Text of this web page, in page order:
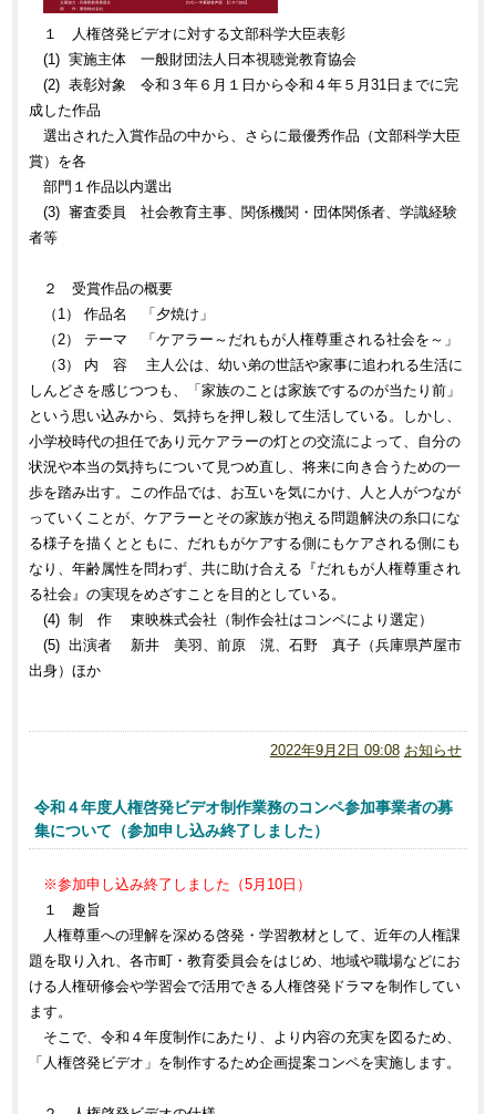
１ 人権啓発ビデオに対する文部科学大臣表彰
(1) 実施主体 一般財団法人日本視聴覚教育協会
(2) 表彰対象 令和３年６月１日から令和４年５月31日までに完
成した作品
選出された入賞作品の中から、さらに最優秀作品（文部科学大臣
賞）を各
部門１作品以内選出
(3) 審査委員 社会教育主事、関係機関・団体関係者、学識経験
者等
２ 受賞作品の概要
（1） 作品名 「夕焼け」
（2） テーマ 「ケアラー～だれもが人権尊重される社会を～」
（3） 内 容 主人公は、幼い弟の世話や家事に追われる生活に
しんどさを感じつつも、「家族のことは家族でするのが当たり前」
という思い込みから、気持ちを押し殺して生活している。しかし、
小学校時代の担任であり元ケアラーの灯との交流によって、自分の
状況や本当の気持ちについて見つめ直し、将来に向き合うための一
歩を踏み出す。この作品では、お互いを気にかけ、人と人がつなが
っていくことが、ケアラーとその家族が抱える問題解決の糸口にな
る様子を描くとともに、だれもがケアする側にもケアされる側にも
なり、年齢属性を問わず、共に助け合える『だれもが人権尊重され
る社会』の実現をめざすことを目的としている。
(4) 制 作 東映株式会社（制作会社はコンペにより選定）
(5) 出演者 新井 美羽、前原 滉、石野 真子（兵庫県芦屋市
出身）ほか
2022年9月2日 09:08 お知らせ
令和４年度人権啓発ビデオ制作業務のコンペ参加事業者の募
集について（参加申し込み終了しました）
※参加申し込み終了しました（5月10日）
１ 趣旨
人権尊重への理解を深める啓発・学習教材として、近年の人権課
題を取り入れ、各市町・教育委員会をはじめ、地域や職場などにお
ける人権研修会や学習会で活用できる人権啓発ドラマを制作してい
ます。
そこで、令和４年度制作にあたり、より内容の充実を図るため、
「人権啓発ビデオ」を制作するため企画提案コンペを実施します。